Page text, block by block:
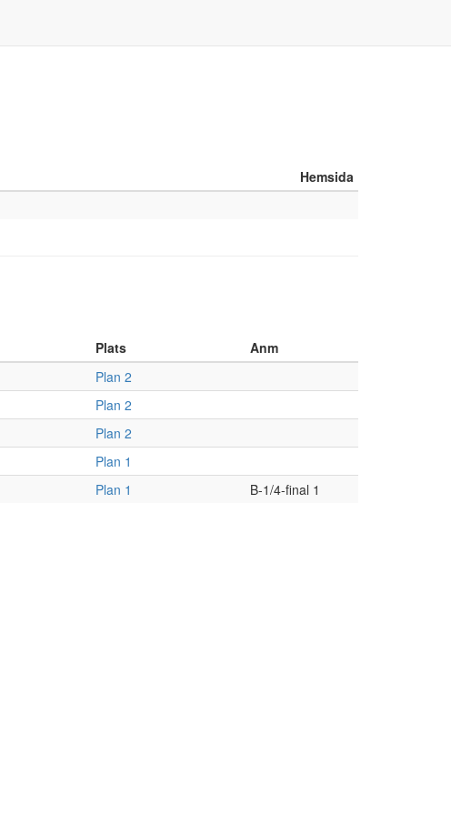
Hemsida
Plats
Anm
Plan 2
Plan 2
Plan 2
Plan 1
Plan 1 B-1/4-final 1